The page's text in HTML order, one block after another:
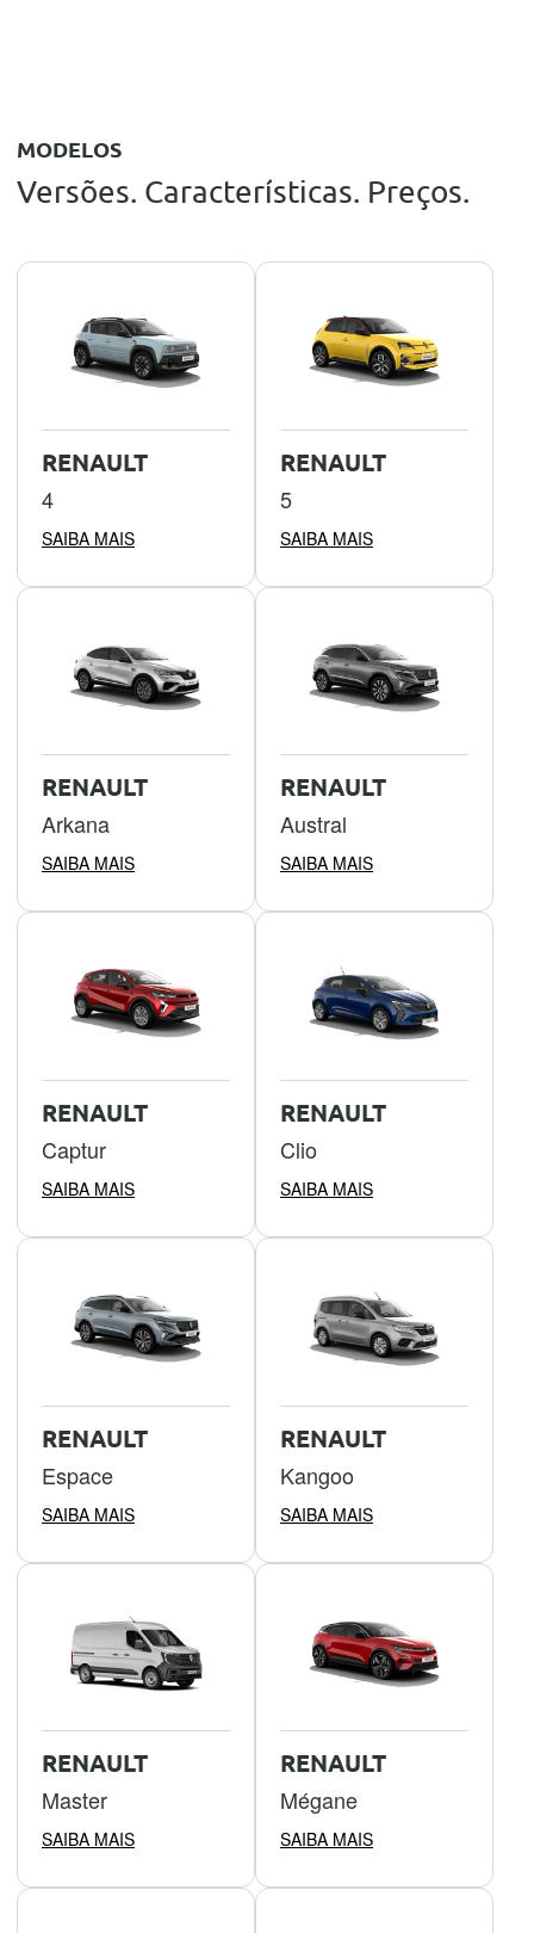
MODELOS
Versões. Características. Preços.
RENAULT
4
SAIBA MAIS
RENAULT
5
SAIBA MAIS
RENAULT
Arkana
SAIBA MAIS
RENAULT
Austral
SAIBA MAIS
RENAULT
Captur
SAIBA MAIS
RENAULT
Clio
SAIBA MAIS
RENAULT
Espace
SAIBA MAIS
RENAULT
Kangoo
SAIBA MAIS
RENAULT
Master
SAIBA MAIS
RENAULT
Mégane
SAIBA MAIS